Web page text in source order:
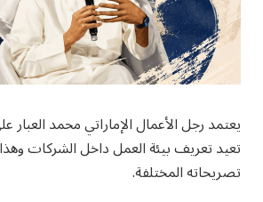
يعتمد رجل الأعمال الإماراتي محمد العبار
تعيد تعريف بيئة العمل داخل الشركات
تصريحاته المختلفة.